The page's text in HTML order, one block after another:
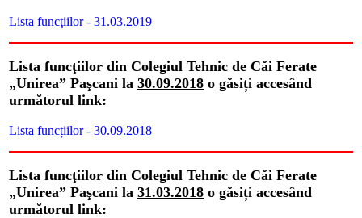
Lista funcţiilor - 31.03.2019
Lista funcţiilor din Colegiul Tehnic de Căi Ferate
„Unirea” Paşcani la 30.09.2018 o găsiți accesând
următorul link:
Lista funcțiilor - 30.09.2018
Lista funcţiilor din Colegiul Tehnic de Căi Ferate
„Unirea” Paşcani la 31.03.2018 o găsiți accesând
următorul link: